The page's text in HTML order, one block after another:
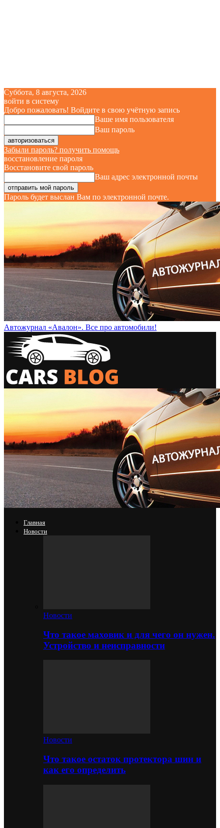
Суббота, 8 августа, 2026
войти в систему
Добро пожаловать! Войдите в свою учётную запись
Ваше имя пользователя
Ваш пароль
Забыли пароль? получить помощь
восстановление пароля
Восстановите свой пароль
Ваш адрес электронной почты
Пароль будет выслан Вам по электронной почте.
Автожурнал «Авалон». Все про автомобили!
Главная
Новости
Новости
Что такое маховик и для чего он нужен.
Устройство и неисправности
Новости
Что такое остаток протектора шин и
как его определить